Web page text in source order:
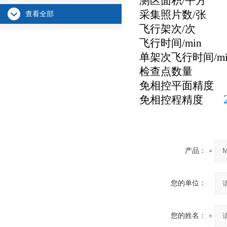
查看全部
采集照片数/
飞行架次/
飞行时间/
单架次飞行时间/
检查点数
免相控平面精
免相控程精度
产品：
您的单位：
您的姓名：